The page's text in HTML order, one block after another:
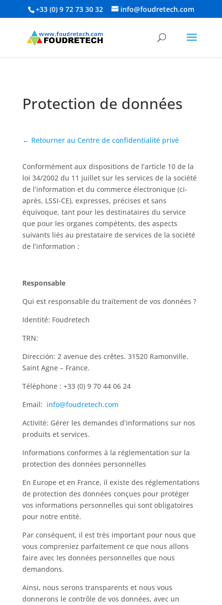
+33 (0) 9 72 73 30 32‬ info@foudretech.com
Protection de données
← Retourner au Centre de confidentialité privé
Conformément aux dispositions de l’article 10 de la
loi 34/2002 du 11 juillet sur les services de la société
de l’information et du commerce électronique (ci-
après, LSSI-CE), expresses, précises et sans
équivoque, tant pour les destinataires du service
que pour les organes compétents, des aspects
suivants liés au prestataire de services de la société
de l’information :
Responsable
Qui est responsable du traitement de vos données ?
Identité: Foudretech
TRN:
Dirección: 2 avenue des crêtes. 31520 Ramonville.
Saint Agne – France.
Téléphone : +33 (0) 9 70 44 06 24
Email: info@foudretech.com
Activité: Gérer les demandes d’informations sur nos
produits et services.
Informations conformes à la réglementation sur la
protection des données personnelles
En Europe et en France, il existe des réglementations
de protection des données conçues pour protéger
vos informations personnelles qui sont obligatoires
pour notre entité.
Par conséquent, il est très important pour nous que
vous compreniez parfaitement ce que nous allons
faire avec les données personnelles que nous
demandons.
Ainsi, nous serons transparents et nous vous
donnerons le contrôle de vos données, avec un